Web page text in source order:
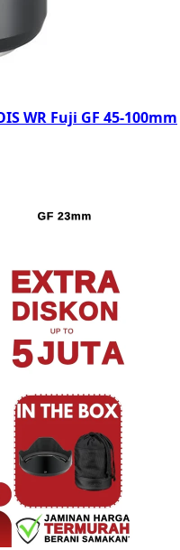
WR Fuji GF 45-100mm